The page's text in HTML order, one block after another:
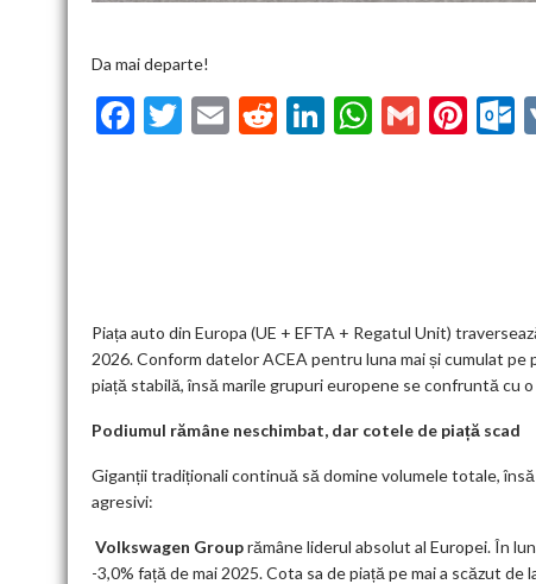
Da mai departe!
F
k
T
E
R
Li W
p
G
Pi
Piața auto din Europa (UE + EFTA + Regatul Unit)
2026. Conform datelor ACEA pentru luna mai și cumulat
piață stabilă, însă marile grupuri europene se confruntă cu
Podiumul rămâne neschimbat, dar cotele de piață scad
Giganții tradiționali continuă să domine volumele totale,
agresivi:
Volkswagen Grouprămâne liderul absolut al Europei. În
-3,0% față de mai 2025. Cota sa de piață pe mai a scăzut